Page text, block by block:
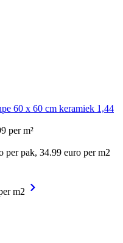
60 x 60 cm keramiek 1,44
per m²
per pak, 34.99 euro per m2
m2